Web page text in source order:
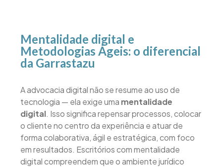
Mentalidade digital e
Metodologias Ágeis: o diferencial
da Garrastazu
A advocacia digital não se resume ao uso de
tecnologia — ela exige uma mentalidade
digital. Isso significa repensar processos, colocar
o cliente no centro da experiência e atuar de
forma colaborativa, ágil e estratégica, com foco
em resultados. Escritórios com mentalidade
digital compreendem que o ambiente jurídico